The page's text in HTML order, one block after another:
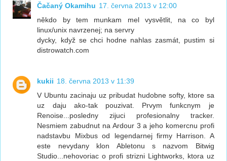
Čačaný Okamihu 17. června 2013 v 12:00
někdo by tem munkam mel vysvětlit, na co byl
linux/unix navrzenej; na servry
dycky, když se chci hodne nahlas zasmát, pustim si
distrowatch.com
kukii 18. června 2013 v 11:39
V Ubuntu zacinaju uz pribudat hudobne softy, ktore sa
uz daju ako-tak pouzivat. Prvym funkcnym je
Renoise...posledny zijuci profesionalny tracker.
Nesmiem zabudnut na Ardour 3 a jeho komercnu profi
nadstavbu Mixbus od legendarnej firmy Harrison. A
este nevydany klon Abletonu s nazvom Bitwig
Studio...nehovoriac o profi strizni Lightworks, ktora uz